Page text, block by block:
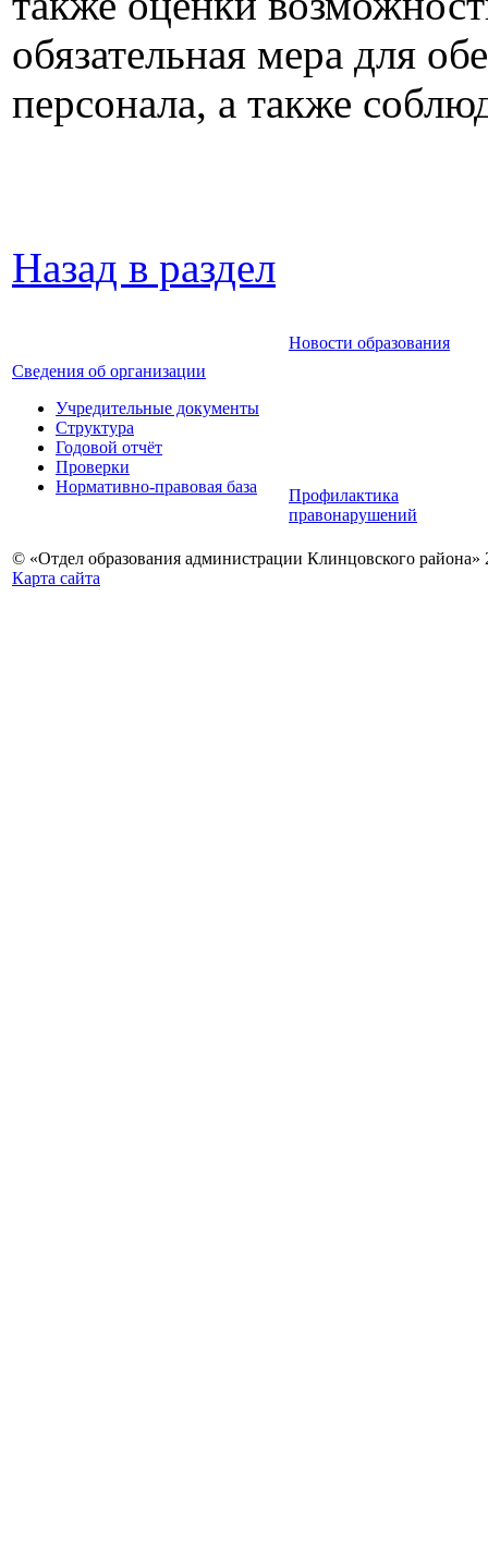
обязательная мера для
персонала, а также
Назад в раздел
Сведения об организации
Учредительные документы
Структура
Годовой отчёт
Проверки
Нормативно-правовая база
Новости образования
Профилактика
правонарушений
© «Отдел образования администрации Клинцовского района»
Карта сайта